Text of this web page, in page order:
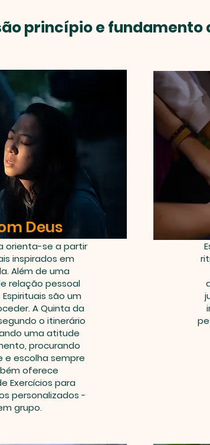
princípio e fundamento
Deus
orienta-se a partir
inspirados em
Além de uma
relação pessoal
são um
A Quinta da
o itinerário
uma atitude
procurando
e escolha sempre
oferece
Exercícios para
personalizados -
grupo.